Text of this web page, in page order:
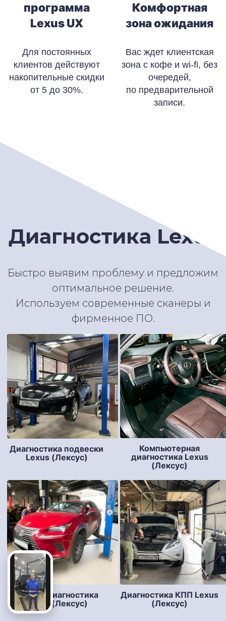
программа
Lexus UX
Для постоянных
клиентов действуют
накопительные скидки
от 5 до 30%.
Комфортная
зона ожидания
Вас ждет клиентская
зона с кофе и wi-fi, без
очередей,
по предварительной
записи.
Диагностика Lexus
Быстро выявим проблему и предложим
оптимальное решение.
Используем современные сканеры и
фирменное ПО.
Диагностика подвески
Lexus (Лексус)
Компьютерная
диагностика Lexus
(Лексус)
Полная диагностика
Lexus (Лексус)
Диагностика КПП Lexus
(Лексус)